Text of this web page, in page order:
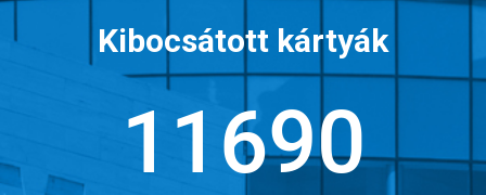
Kibocsátott kártyák
15409